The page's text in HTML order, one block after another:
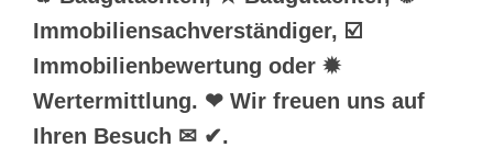
Immobiliensachverständiger, ☑️
Immobilienbewertung oder ✹
Wertermittlung. ❤ Wir freuen uns auf
Ihren Besuch ✉ ✔.